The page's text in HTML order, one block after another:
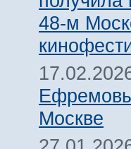
48-м
Москве